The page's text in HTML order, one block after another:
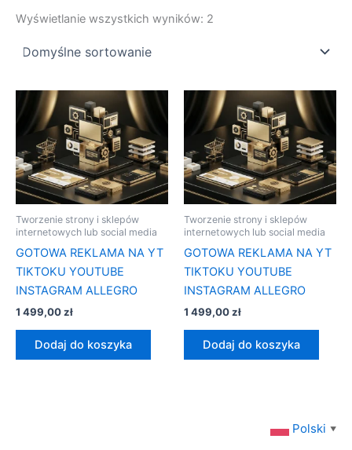
Wyświetlanie wszystkich wyników: 2
Tworzenie strony i sklepów
internetowych lub social media
GOTOWA REKLAMA NA YT
TIKTOKU YOUTUBE
INSTAGRAM ALLEGRO
1 499,00zł
Dodaj do koszyka
Tworzenie strony i sklepów
internetowych lub social media
GOTOWA REKLAMA NA YT
TIKTOKU YOUTUBE
INSTAGRAM ALLEGRO
1 499,00zł
Dodaj do koszyka
Polski ▼